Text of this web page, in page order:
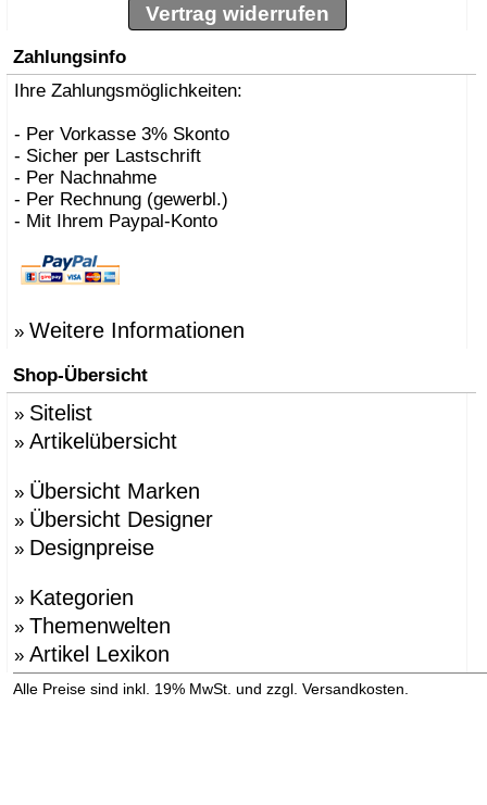
Vertrag widerrufen
Zahlungsinfo
Ihre Zahlungsmöglichkeiten:
- Per Vorkasse 3% Skonto
- Sicher per Lastschrift
- Per Nachnahme
- Per Rechnung (gewerbl.)
- Mit Ihrem Paypal-Konto
» Weitere Informationen
Shop-Übersicht
» Sitelist
» Artikelübersicht
» Übersicht Marken
» Übersicht Designer
» Designpreise
» Kategorien
» Themenwelten
» Artikel Lexikon
Alle Preise sind inkl. 19% MwSt. und zzgl. Versandkosten.